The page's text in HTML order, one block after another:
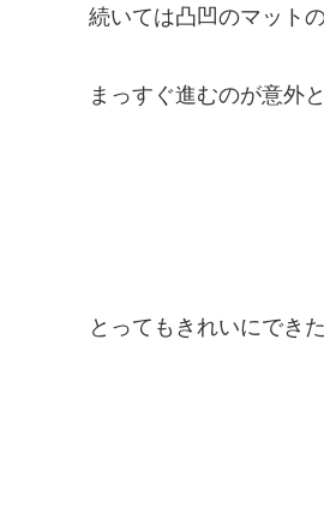
続いては凸凹のマット
まっすぐ進むのが意外
とってもきれいにできた